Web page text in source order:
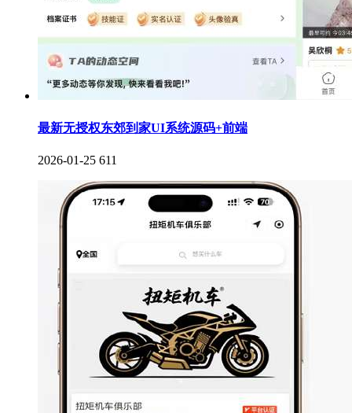
最新无授权东郊到家UI系统源码+前端
2026-01-25 611